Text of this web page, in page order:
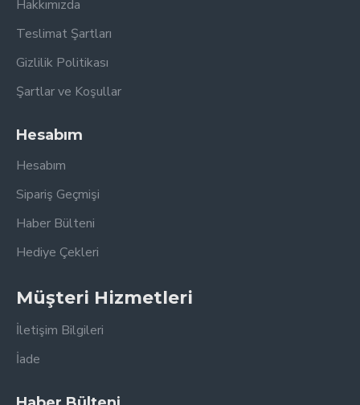
Hakkımızda
Teslimat Şartları
Gizlilik Politikası
Şartlar ve Koşullar
Hesabım
Hesabım
Sipariş Geçmişi
Haber Bülteni
Hediye Çekleri
Müşteri Hizmetleri
İletişim Bilgileri
İade